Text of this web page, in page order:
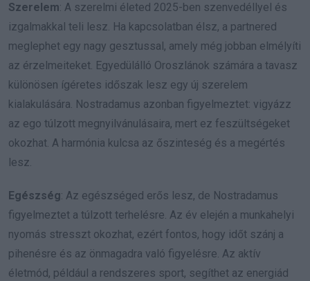
Szerelem: A szerelmi életed 2025-ben szenvedéllyel és
izgalmakkal teli lesz. Ha kapcsolatban élsz, a partnered
meglephet egy nagy gesztussal, amely még jobban elmélyíti
az érzelmeiteket. Egyedülálló Oroszlánok számára a tavasz
különösen ígéretes időszak lesz egy új szerelem
kialakulására. Nostradamus azonban figyelmeztet: vigyázz
az ego túlzott megnyilvánulásaira, mert ez feszültségeket
okozhat. A harmónia kulcsa az őszinteség és a megértés
lesz.
Egészség: Az egészséged erős lesz, de Nostradamus
figyelmeztet a túlzott terhelésre. Az év elején a munkahelyi
nyomás stresszt okozhat, ezért fontos, hogy időt szánj a
pihenésre és az önmagadra való figyelésre. Az aktív
életmód, például a rendszeres sport, segíthet az energiád